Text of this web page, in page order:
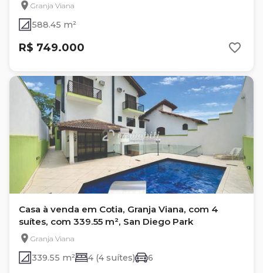
Granja Viana
588.45 m²
R$ 749.000
Casa à venda em Cotia, Granja Viana, com 4
suítes, com 339.55 m², San Diego Park
Granja Viana
339.55 m² 4 (4 suítes) 6